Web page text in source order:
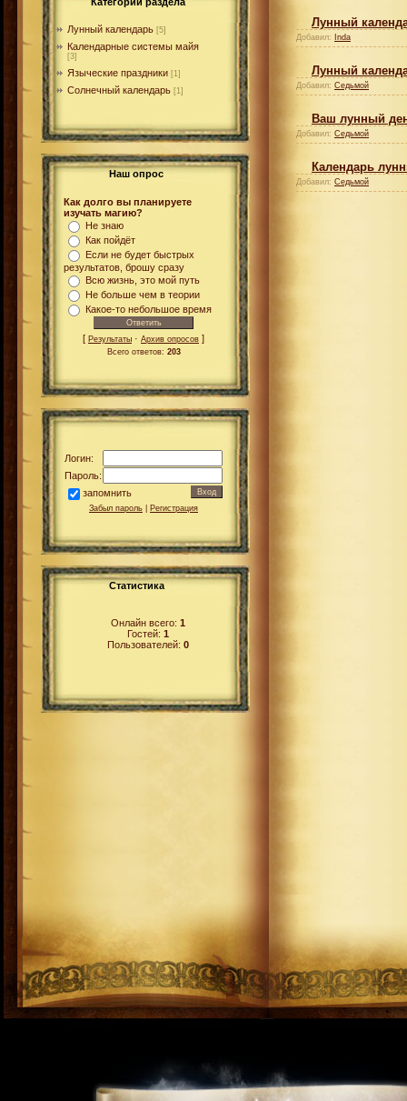
Лунный календарь [5]
Календарные системы майя
[3]
Языческие праздники [1]
Солнечный календарь [1]
Наш опрос
Как долго вы планируете
изучать магию?
Не знаю
Как пойдёт
Если не будет быстрых
результатов, брошу сразу
Всю жизнь, это мой путь
Не больше чем в теории
Какое-то небольшое время
[ Результаты · Архив опросов ]
Всего ответов: 203
Логин:
Пароль:
запомнить
Забыл пароль Регистрация
Статистика
Онлайн всего: 1
Гостей: 1
Пользователей: 0
Лунный
Добавил: Inda
Лунный
Добавил: Седьмой
Ваш лунный
Добавил: Седьмой
Календарь
Добавил: Седьмой